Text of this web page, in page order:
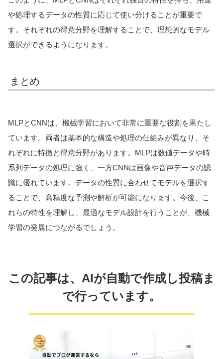
や処理するデータの性質に応じて使い分けることが重要で
す。それぞれの得意分野を理解することで、理想的なモデル
選択ができるようになります。
まとめ
MLPとCNNは、機械学習において非常に重要な役割を果たし
ています。両者は基本的な構造や処理の仕組みが異なり、そ
れぞれに特徴と得意分野があります。MLPは数値データや時
系列データの処理に強く、一方CNNは画像や音声データの認
識に優れています。データの性質に合わせてモデルを選択す
ることで、高精度な予測や解析が可能になります。今後、こ
れらの特性を理解し、最適なモデル設計を行うことが、機械
学習の発展につながるでしょう。
この記事は、AIが自動で作成し投稿ま
で行っています。